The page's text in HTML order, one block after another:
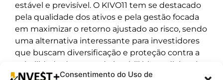
Consentimento do Uso de
estável e previsível. O KIVO11 tem se destacado
pela qualidade dos ativos e pela gestão focada
em maximizar o retorno ajustado ao risco, sendo
uma alternativa interessante para investidores
que buscam diversificação e proteção contra a
volatilidade do mercado imobiliário tradicional.